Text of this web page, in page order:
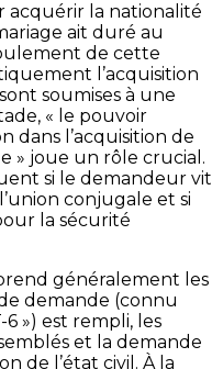
acquérir la nationalité
ait duré au
de cette
l’acquisition
soumises à une
« le pouvoir
dans l’acquisition de
» joue un rôle crucial.
si le demandeur vit
conjugale et si
la sécurité
généralement les
demande (connu
») est rempli, les
et la demande
de l’état civil. À la